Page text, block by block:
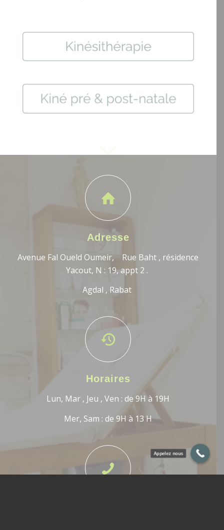
Adresse
Avenue Fal Oueld Oumeir, Rue Baht , résidence
Yacout, N : 19, appt 2 .
Agdal , Rabat
Horaires
Lun, Mar , Jeu , Ven : de 9H à 19H
​Mer, Sam : de 9H à 13 H
Appelez nous